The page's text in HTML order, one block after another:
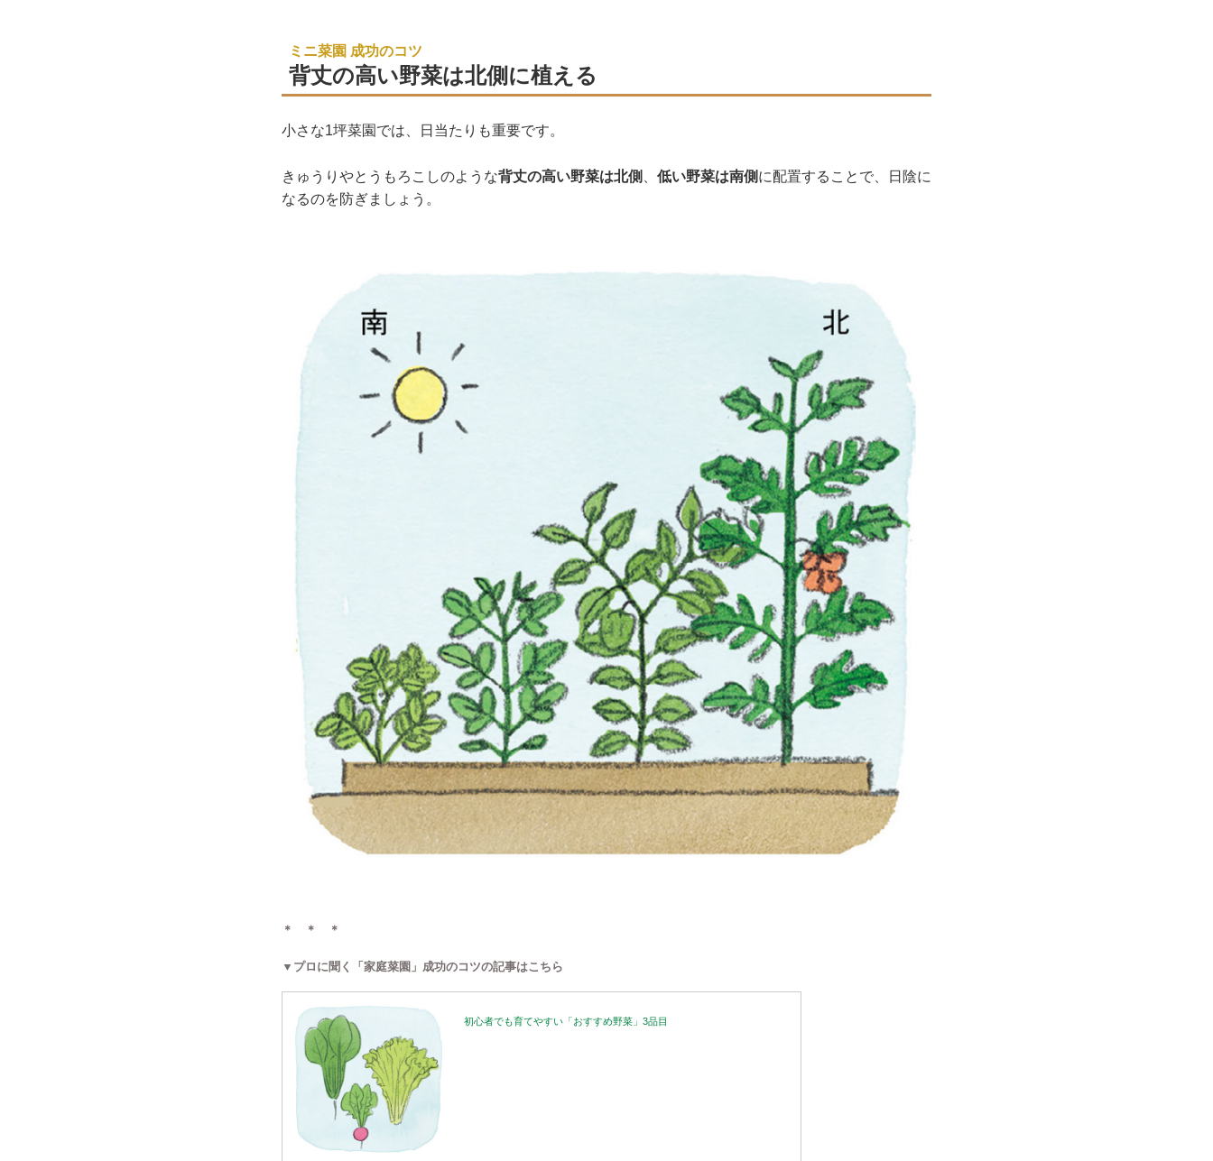
ミニ菜園 成功のコツ
背丈の高い野菜は北側に植える
小さな1坪菜園では、日当たりも重要です。
きゅうりやとうもろこしのような背丈の高い野菜は北側 低い野菜は南側 に配置することで、日陰に
なるのを防ぎましょう。
＊ ＊ ＊
▼プロに聞く「家庭菜園」成功のコツの記事はこちら
初心者でも育てやすい「おすすめ野菜」3品目